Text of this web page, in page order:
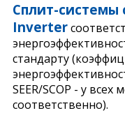
Сплит-системы
Inverter
стандарту
SEER/SCOP - у всех
соответственно).